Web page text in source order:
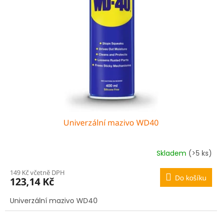
Univerzální mazivo WD40
Skladem (>5 ks)
149 Kč včetně DPH
123,14 Kč Do košíku
Univerzální mazivo WD40